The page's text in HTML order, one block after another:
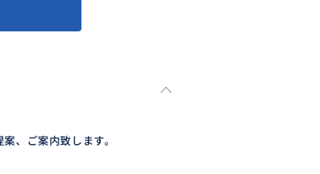
、ご案内致します。